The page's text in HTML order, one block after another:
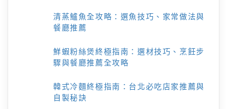
清蒸鱸魚全攻略：選魚技巧、家常做法與
餐廳推薦
鮮蝦粉絲煲終極指南：選材技巧、烹飪步
驟與餐廳推薦全攻略
韓式冷麵終極指南：台北必吃店家推薦與
自製秘訣